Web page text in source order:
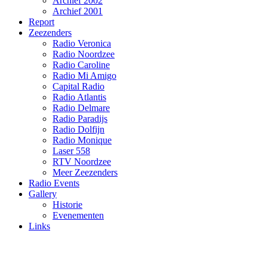
Archief 2001
Report
Zeezenders
Radio Veronica
Radio Noordzee
Radio Caroline
Radio Mi Amigo
Capital Radio
Radio Atlantis
Radio Delmare
Radio Paradijs
Radio Dolfijn
Radio Monique
Laser 558
RTV Noordzee
Meer Zeezenders
Radio Events
Gallery
Historie
Evenementen
Links